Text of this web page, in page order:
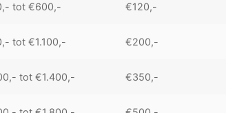
tot €600,- €120,-
tot €1.100,- €200,-
tot €1.400,- €350,-